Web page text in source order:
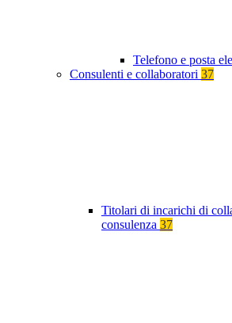
Telefono e posta
Consulenti e collaboratori 37
Titolari di incarichi di
consulenza 37